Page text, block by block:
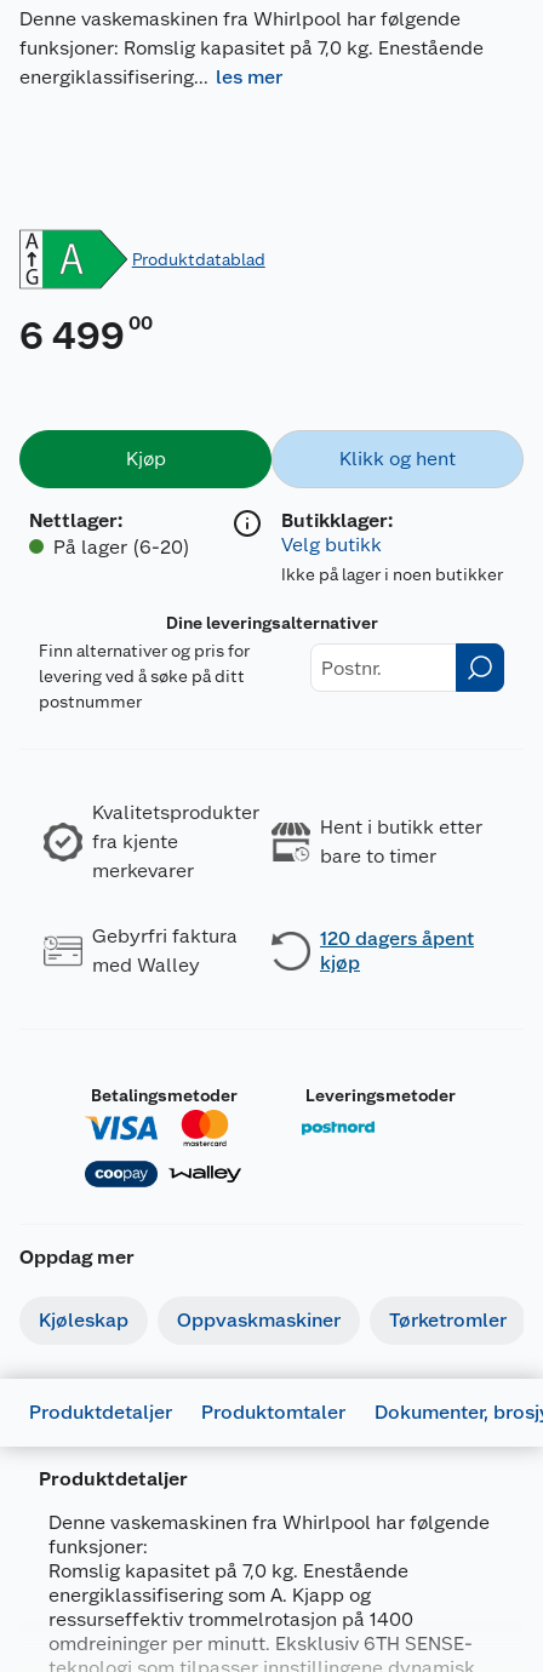
Denne vaskemaskinen fra Whirlpool har følgende
funksjoner: Romslig kapasitet på 7,0 kg. Enestående
energiklassifisering... les mer
Produktdatablad
6 499 00
Kjøp
Nettlager:
På lager (6-20)
Klikk og hent
Butikklager:
Velg butikk
Ikke på lager i noen butikker
Dine leveringsalternativer
Finn alternativer og pris for
levering ved å søke på ditt
postnummer
Kvalitetsprodukter
fra kjente
merkevarer
Hent i butikk etter
bare to timer
Gebyrfri faktura
med Walley
120 dagers åpent
kjøp
Betalingsmetoder Leveringsmetoder
Oppdag mer
Kjøleskap Oppvaskmaskiner Tørketromler
Produktdetaljer Produktomtaler Dokumenter,
Produktdetaljer
Denne vaskemaskinen fra Whirlpool har følgende
funksjoner:
Romslig kapasitet på 7,0 kg. Enestående
energiklassifisering som A. Kjapp og
ressurseffektiv trommelrotasjon på 1400
omdreininger per minutt. Eksklusiv 6TH SENSE-
Brosjyrer
Generelt
Artikkelnummer
8003437056376